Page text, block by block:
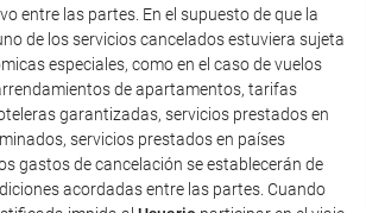
entre las partes. En el supuesto de que la
de los servicios cancelados estuviera sujeta
especiales, como en el caso de vuelos
de apartamentos, tarifas
garantizadas, servicios prestados en
servicios prestados en países
gastos de cancelación se establecerán de
acordadas entre las partes. Cuando